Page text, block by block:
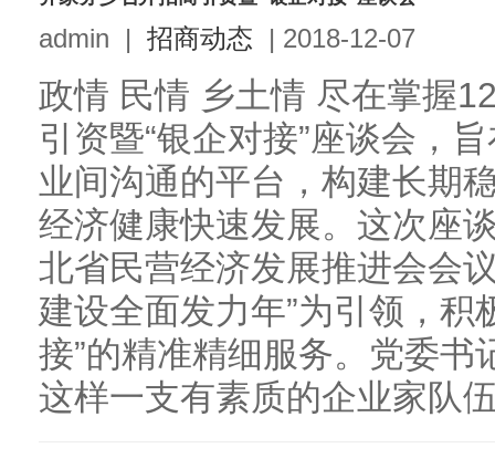
admin | 招商动态 | 2018-12-07
政情 民情 乡土情 尽在掌握
引资暨“银企对接”座谈会，
业间沟通的平台，构建长期
经济健康快速发展。这次座
北省民营经济发展推进会会
建设全面发力年”为引领，积
接”的精准精细服务。党委
这样一支有素质的企业家队